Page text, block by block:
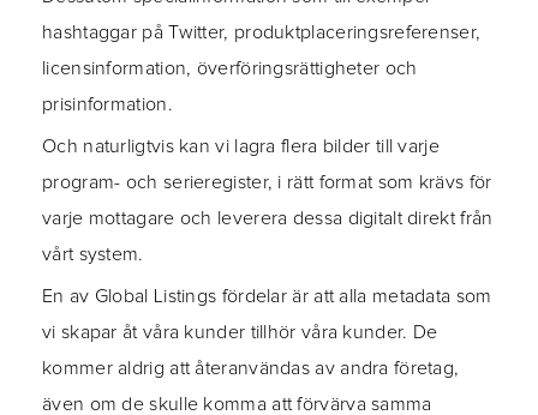
hashtaggar på Twitter, produktplaceringsreferenser,
licensinformation, överföringsrättigheter och
prisinformation.
Och naturligtvis kan vi lagra flera bilder till varje
program- och serieregister, i rätt format som krävs för
varje mottagare och leverera dessa digitalt direkt från
vårt system.
En av Global Listings fördelar är att alla metadata som
vi skapar åt våra kunder tillhör våra kunder. De
kommer aldrig att återanvändas av andra företag,
även om de skulle komma att förvärva samma